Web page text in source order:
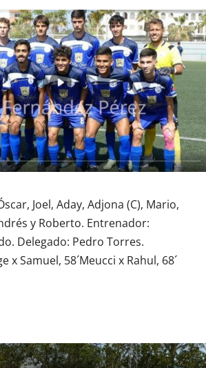
Joel, Aday, Adjona (C), Mario,
y Roberto. Entrenador:
Delegado: Pedro Torres.
x Samuel, 58´Meucci x Rahul, 68´